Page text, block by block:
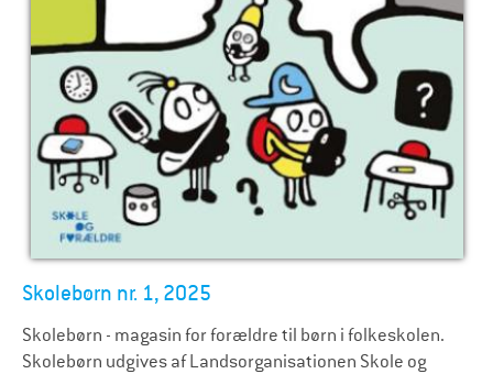
Skolebørn nr. 1, 2025
Skolebørn - magasin for forældre til børn i folkeskolen.
Skolebørn udgives af Landsorganisationen Skole og